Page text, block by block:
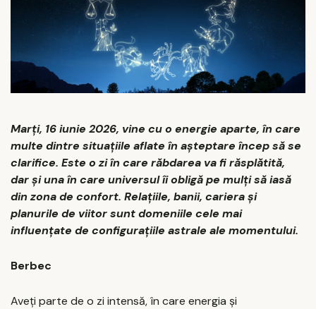
Marți, 16 iunie 2026, vine cu o energie aparte, în care
multe dintre situațiile aflate în așteptare încep să se
clarifice. Este o zi în care răbdarea va fi răsplătită,
dar și una în care universul îi obligă pe mulți să iasă
din zona de confort. Relațiile, banii, cariera și
planurile de viitor sunt domeniile cele mai
influențate de configurațiile astrale ale momentului.
Berbec
Aveți parte de o zi intensă, în care energia și